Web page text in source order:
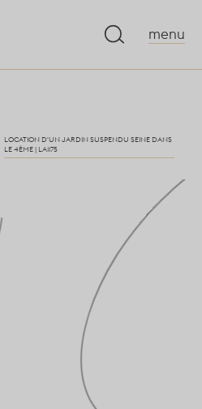
menu
LOCATION D'UN JARDIN SUSPENDU SEINE DANS
LE 4ÈME | LA1175